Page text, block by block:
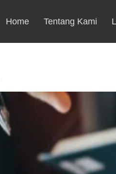
Home Tentang Kami